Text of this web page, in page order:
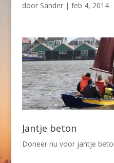
door Sander| feb 4, 2014
Jantje beton
Doneer nu voor jantje